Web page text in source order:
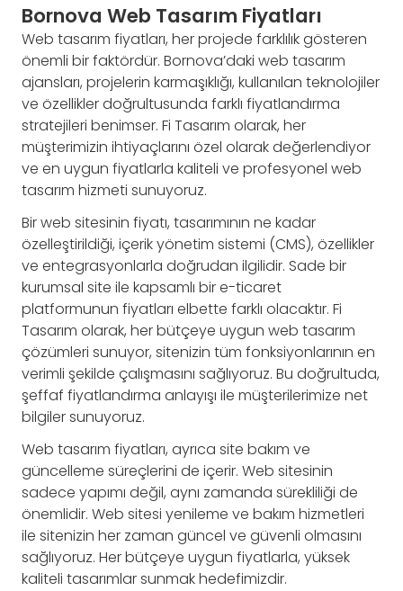
Bornova Web Tasarım Fiyatları
Web tasarım fiyatları, her projede farklılık gösteren
önemli bir faktördür. Bornova’daki web tasarım
ajansları, projelerin karmaşıklığı, kullanılan teknolojiler
ve özellikler doğrultusunda farklı fiyatlandırma
stratejileri benimser. Fi Tasarım olarak, her
müşterimizin ihtiyaçlarını özel olarak değerlendiyor
ve en uygun fiyatlarla kaliteli ve profesyonel web
tasarım hizmeti sunuyoruz.
Bir web sitesinin fiyatı, tasarımının ne kadar
özelleştirildiği, içerik yönetim sistemi (CMS), özellikler
ve entegrasyonlarla doğrudan ilgilidir. Sade bir
kurumsal site ile kapsamlı bir e-ticaret
platformunun fiyatları elbette farklı olacaktır. Fi
Tasarım olarak, her bütçeye uygun web tasarım
çözümleri sunuyor, sitenizin tüm fonksiyonlarının en
verimli şekilde çalışmasını sağlıyoruz. Bu doğrultuda,
şeffaf fiyatlandırma anlayışı ile müşterilerimize net
bilgiler sunuyoruz.
Web tasarım fiyatları, ayrıca site bakım ve
güncelleme süreçlerini de içerir. Web sitesinin
sadece yapımı değil, aynı zamanda sürekliliği de
önemlidir. Web sitesi yenileme ve bakım hizmetleri
ile sitenizin her zaman güncel ve güvenli olmasını
sağlıyoruz. Her bütçeye uygun fiyatlarla, yüksek
kaliteli tasarımlar sunmak hedefimizdir.